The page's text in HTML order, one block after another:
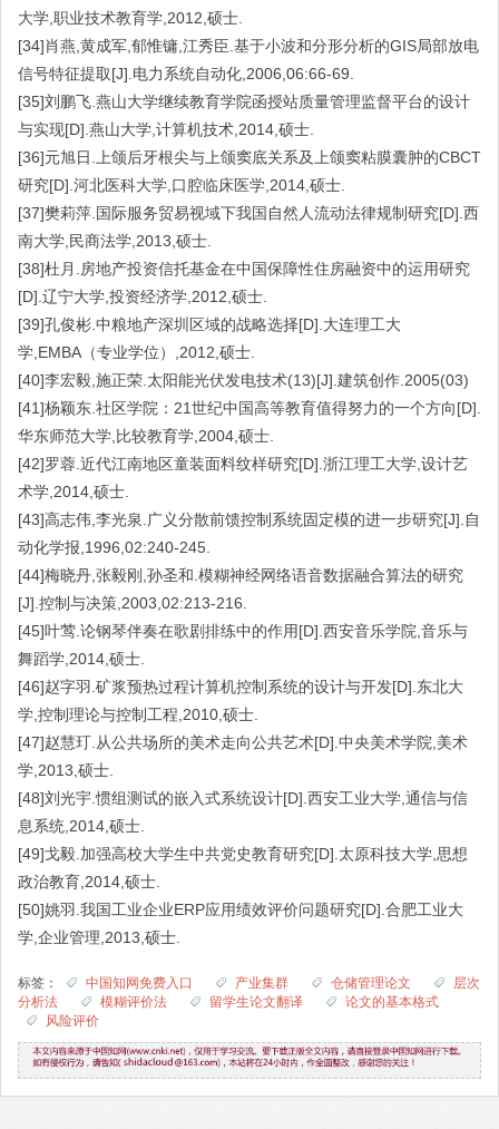
大学,职业技术教育学,2012,硕士.
[34]肖燕,黄成军,郁惟镛,江秀臣.基于小波和分形分析的GIS局部放电
信号特征提取[J].电力系统自动化,2006,06:66-69.
[35]刘鹏飞.燕山大学继续教育学院函授站质量管理监督平台的设计
与实现[D].燕山大学,计算机技术,2014,硕士.
[36]元旭日.上颌后牙根尖与上颌窦底关系及上颌窦粘膜囊肿的CBCT
研究[D].河北医科大学,口腔临床医学,2014,硕士.
[37]樊莉萍.国际服务贸易视域下我国自然人流动法律规制研究[D].西
南大学,民商法学,2013,硕士.
[38]杜月.房地产投资信托基金在中国保障性住房融资中的运用研究
[D].辽宁大学,投资经济学,2012,硕士.
[39]孔俊彬.中粮地产深圳区域的战略选择[D].大连理工大
学,EMBA（专业学位）,2012,硕士.
[40]李宏毅,施正荣.太阳能光伏发电技术(13)[J].建筑创作.2005(03)
[41]杨颖东.社区学院：21世纪中国高等教育值得努力的一个方向[D].
华东师范大学,比较教育学,2004,硕士.
[42]罗蓉.近代江南地区童装面料纹样研究[D].浙江理工大学,设计艺
术学,2014,硕士.
[43]高志伟,李光泉.广义分散前馈控制系统固定模的进一步研究[J].自
动化学报,1996,02:240-245.
[44]梅晓丹,张毅刚,孙圣和.模糊神经网络语音数据融合算法的研究
[J].控制与决策,2003,02:213-216.
[45]叶莺.论钢琴伴奏在歌剧排练中的作用[D].西安音乐学院,音乐与
舞蹈学,2014,硕士.
[46]赵字羽.矿浆预热过程计算机控制系统的设计与开发[D].东北大
学,控制理论与控制工程,2010,硕士.
[47]赵慧玎.从公共场所的美术走向公共艺术[D].中央美术学院,美术
学,2013,硕士.
[48]刘光宇.惯组测试的嵌入式系统设计[D].西安工业大学,通信与信
息系统,2014,硕士.
[49]戈毅.加强高校大学生中共党史教育研究[D].太原科技大学,思想
政治教育,2014,硕士.
[50]姚羽.我国工业企业ERP应用绩效评价问题研究[D].合肥工业大
学,企业管理,2013,硕士.
标签： 中国知网免费入口 产业集群 仓储管理论文
层次
分析法
模糊评价法 留学生论文翻译
论文的基本格式
风险评价